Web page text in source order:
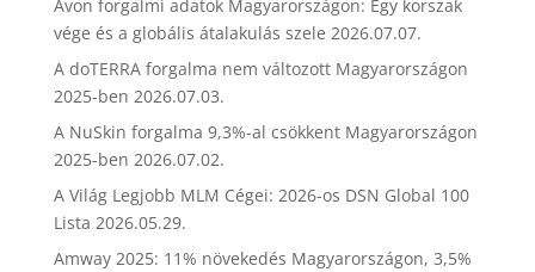
Avon forgalmi adatok Magyarországon: Egy korszak
vége és a globális átalakulás szele 2026.07.07.
A doTERRA forgalma nem változott Magyarországon
2025-ben 2026.07.03.
A NuSkin forgalma 9,3%-al csökkent Magyarországon
2025-ben 2026.07.02.
A Világ Legjobb MLM Cégei: 2026-os DSN Global 100
Lista 2026.05.29.
Amway 2025: 11% növekedés Magyarországon, 3,5%